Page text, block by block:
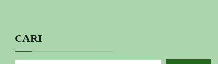
CARI